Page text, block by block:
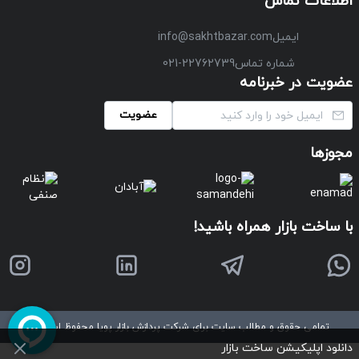
دانلود اپلیکیشن ساخت بازار
ایمیلinfo@sakhtbazar.com
شماره تماس021-22762739
عضویت در خبرنامه
عضویت
مجوزها
با ساخت بازار همراه باشید!
تمامی حقوق و مطالب سایت برای شرکت پردازش بازار پویا محفوظ است©